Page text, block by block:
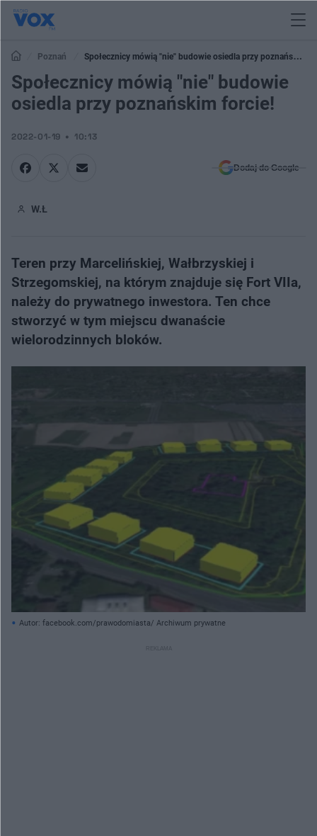
Poznań
Społecznicy mówią "nie"​ budowie osiedla przy poznańskim
forcie!
Społecznicy mówią "nie"​ budowie
osiedla przy poznańskim forcie!
2022-01-19 10:13
Dodaj do Google
W.Ł
Teren przy Marcelińskiej, Wałbrzyskiej i
Strzegomskiej, na którym znajduje się Fort VIIa,
należy do prywatnego inwestora. Ten chce
stworzyć w tym miejscu dwanaście
wielorodzinnych bloków.
Autor: facebook.com/prawodomiasta/ Archiwum prywatne